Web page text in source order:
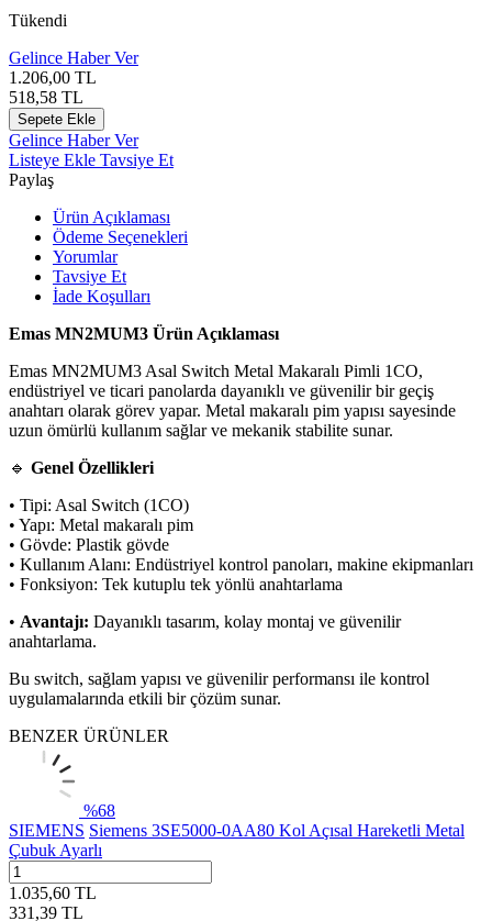
Tükendi
Gelince Haber Ver
1.206,00 TL
518,58 TL
Sepete Ekle
Gelince Haber Ver
Listeye Ekle Tavsiye Et
Paylaş
Ürün Açıklaması
Ödeme Seçenekleri
Yorumlar
Tavsiye Et
İade Koşulları
Emas MN2MUM3 Ürün Açıklaması
Emas MN2MUM3 Asal Switch Metal Makaralı Pimli 1CO,
endüstriyel ve ticari panolarda dayanıklı ve güvenilir bir geçiş
anahtarı olarak görev yapar. Metal makaralı pim yapısı sayesinde
uzun ömürlü kullanım sağlar ve mekanik stabilite sunar.
🔹 Genel Özellikleri
• Tipi: Asal Switch (1CO)
• Yapı: Metal makaralı pim
• Gövde: Plastik gövde
• Kullanım Alanı: Endüstriyel kontrol panoları, makine ekipmanları
• Fonksiyon: Tek kutuplu tek yönlü anahtarlama
• Avantajı: Dayanıklı tasarım, kolay montaj ve güvenilir
anahtarlama.
Bu switch, sağlam yapısı ve güvenilir performansı ile kontrol
uygulamalarında etkili bir çözüm sunar.
BENZER ÜRÜNLER
%68
SIEMENS Siemens 3SE5000-0AA80 Kol Açısal Hareketli Metal
Çubuk Ayarlı
1.035,60 TL
331,39 TL